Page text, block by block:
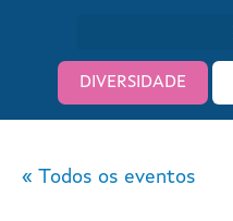
DIVERSIDADE
« Todos os eventos